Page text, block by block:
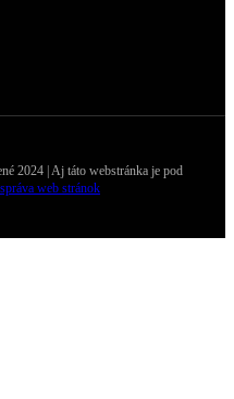
2024 | Aj táto webstránka je pod
web stránok